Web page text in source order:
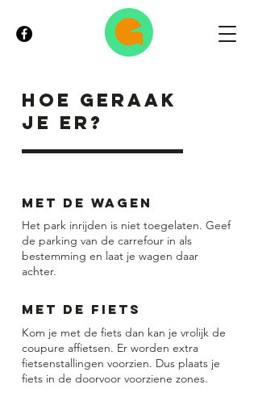
Hoe geraak
je er?
Met de wagen
Het park inrijden is niet toegelaten. Geef
de parking van de carrefour in als
bestemming en laat je wagen daar
achter.
Met de fiets
Kom je met de fiets dan kan je vrolijk de
coupure affietsen. Er worden extra
fietsenstallingen voorzien. Dus plaats je
fiets in de doorvoor voorziene zones.